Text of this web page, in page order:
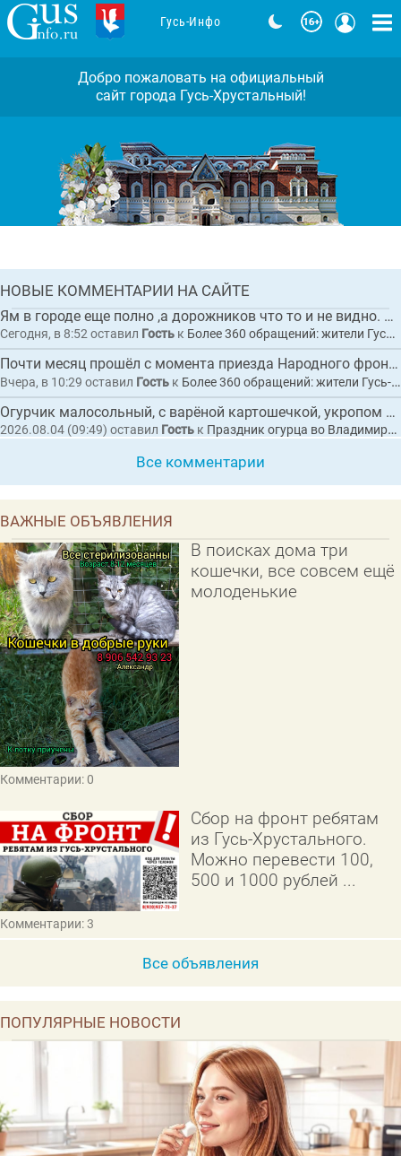
ГЛАВНАЯНОВОСТЬ
Во Владимирской области дали старт
грантовому туристическому проекту
«Лесные уроки Мещеры»
НОВЫЕ КОММЕНТАРИИ НА САЙТЕ
Ям в городе еще полно ,а дорожников что то и не видно. Улица 2я Народная с пере...
Сегодня, в 8:52оставил Гость к Более 360 обращений: жители Гусь-Хрустального пожаловались Президенту на разбитые дороги
Почти месяц прошёл с момента приезда Народного фронта , яму заделали 5.08.26 сле...
Вчера, в 10:29 оставил Гость к Более 360 обращений: жители Гусь-Хрустального пожаловались Президенту на разбитые дороги
Огурчик малосольный, с варёной картошечкой, укропом и сливочным маслицем "Суздал...
2026.08.04 (09:49) оставил Гость к Праздник огурца во Владимирской области собрал рекордные 20 тысяч гостей
Все комментарии
ВАЖНЫЕ ОБЪЯВЛЕНИЯ
В поисках дома три
кошечки, все совсем ещё
молоденькие
Комментарии: 0
Сбор на фронт ребятам
из Гусь-Хрустального.
Можно перевести 100,
500 и 1000 рублей ...
Комментарии: 3
Все объявления
ПОПУЛЯРНЫЕ НОВОСТИ
Гусь-Инфо
Добро пожаловать на официальный
сайт города Гусь-Хрустальный!